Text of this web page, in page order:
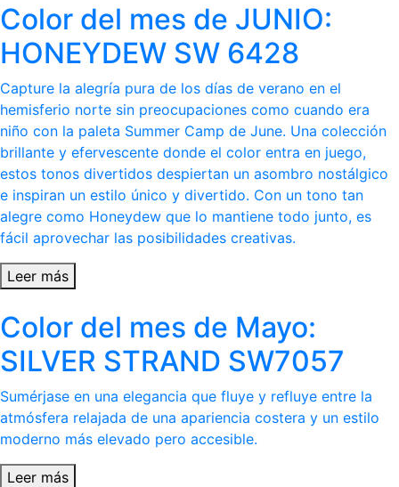
Color del mes de JUNIO:
HONEYDEW SW 6428
Capture la alegría pura de los días de verano en el
hemisferio norte sin preocupaciones como cuando era
niño con la paleta Summer Camp de June. Una colección
brillante y efervescente donde el color entra en juego,
estos tonos divertidos despiertan un asombro nostálgico
e inspiran un estilo único y divertido. Con un tono tan
alegre como Honeydew que lo mantiene todo junto, es
fácil aprovechar las posibilidades creativas.
Leer más
Color del mes de Mayo:
SILVER STRAND SW7057
Sumérjase en una elegancia que fluye y refluye entre la
atmósfera relajada de una apariencia costera y un estilo
moderno más elevado pero accesible.
Leer más